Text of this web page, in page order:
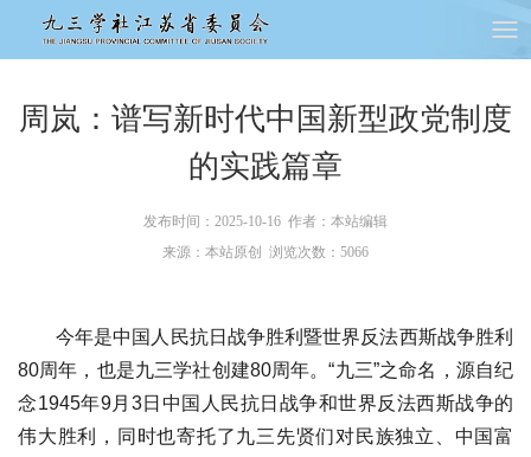
周岚：谱写新时代中国新型政党制度
的实践篇章
发布时间：2025-10-16 作者：本站编辑
来源：本站原创 浏览次数： 5066
今年是中国人民抗日战争胜利暨世界反法西斯战争胜利
80周年，也是九三学社创建80周年。“九三”之命名，源自纪
念1945年9月3日中国人民抗日战争和世界反法西斯战争的
伟大胜利，同时也寄托了九三先贤们对民族独立、中国富